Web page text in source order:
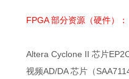
FPGA 部分资源（硬件）：
Altera Cyclone II 芯片
视频AD/DA 芯片（